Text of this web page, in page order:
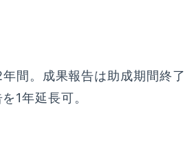
間。成果報告は助成期間終了
1年延長可。